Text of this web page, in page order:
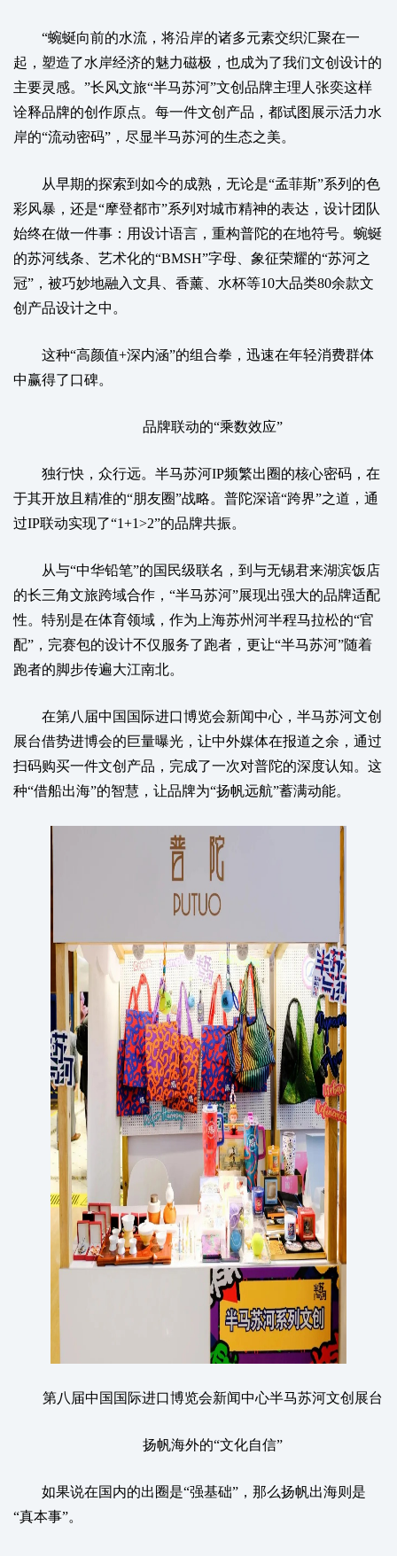
“蜿蜒向前的水流，将沿岸的诸多元素交织汇聚在一
起，塑造了水岸经济的魅力磁极，也成为了我们文创设计的
主要灵感。”长风文旅“半马苏河”文创品牌主理人张奕这样
诠释品牌的创作原点。每一件文创产品，都试图展示活力水
岸的“流动密码”，尽显半马苏河的生态之美。
从早期的探索到如今的成熟，无论是“孟菲斯”系列的色
彩风暴，还是“摩登都市”系列对城市精神的表达，设计团队
始终在做一件事：用设计语言，重构普陀的在地符号。蜿蜒
的苏河线条、艺术化的“BMSH”字母、象征荣耀的“苏河之
冠”，被巧妙地融入文具、香薰、水杯等10大品类80余款文
创产品设计之中。
这种“高颜值+深内涵”的组合拳，迅速在年轻消费群体
中赢得了口碑。
品牌联动的“乘数效应”
独行快，众行远。半马苏河IP频繁出圈的核心密码，在
于其开放且精准的“朋友圈”战略。普陀深谙“跨界”之道，通
过IP联动实现了“1+1>2”的品牌共振。
从与“中华铅笔”的国民级联名，到与无锡君来湖滨饭店
的长三角文旅跨域合作，“半马苏河”展现出强大的品牌适配
性。特别是在体育领域，作为上海苏州河半程马拉松的“官
配”，完赛包的设计不仅服务了跑者，更让“半马苏河”随着
跑者的脚步传遍大江南北。
在第八届中国国际进口博览会新闻中心，半马苏河文创
展台借势进博会的巨量曝光，让中外媒体在报道之余，通过
扫码购买一件文创产品，完成了一次对普陀的深度认知。这
种“借船出海”的智慧，让品牌为“扬帆远航”蓄满动能。
第八届中国国际进口博览会新闻中心半马苏河文创展台
扬帆海外的“文化自信”
如果说在国内的出圈是“强基础”，那么扬帆出海则是
“真本事”。